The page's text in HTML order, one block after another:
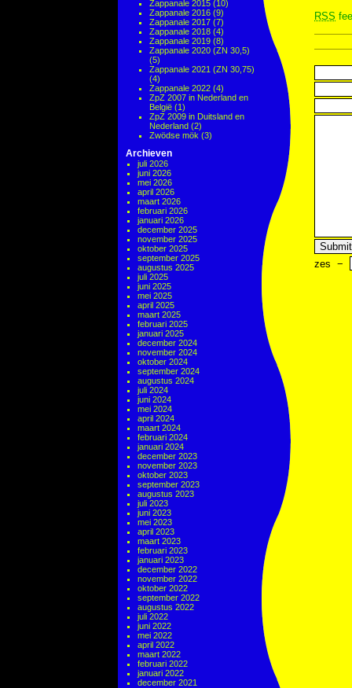
Zappanale 2015 (10)
Zappanale 2016 (9)
Zappanale 2017 (7)
Zappanale 2018 (4)
Zappanale 2019 (8)
Zappanale 2020 (ZN 30,5)
(5)
Zappanale 2021 (ZN 30,75)
(4)
Zappanale 2022 (4)
ZpZ 2007 in Nederland en
België (1)
ZpZ 2009 in Duitsland en
Nederland (2)
Zwödse mök (3)
Archieven
juli 2026
juni 2026
mei 2026
april 2026
maart 2026
februari 2026
januari 2026
december 2025
november 2025
oktober 2025
september 2025
augustus 2025
juli 2025
juni 2025
mei 2025
april 2025
maart 2025
februari 2025
januari 2025
december 2024
november 2024
oktober 2024
september 2024
augustus 2024
juli 2024
juni 2024
mei 2024
april 2024
maart 2024
februari 2024
januari 2024
december 2023
november 2023
oktober 2023
september 2023
augustus 2023
juli 2023
juni 2023
mei 2023
april 2023
maart 2023
februari 2023
januari 2023
december 2022
november 2022
oktober 2022
september 2022
augustus 2022
juli 2022
juni 2022
mei 2022
april 2022
maart 2022
februari 2022
januari 2022
december 2021
RSS
zes −